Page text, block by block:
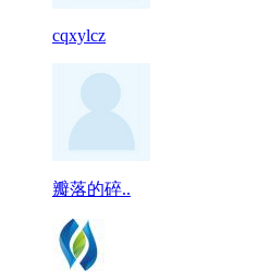
cqxylcz
瓣落的碎..